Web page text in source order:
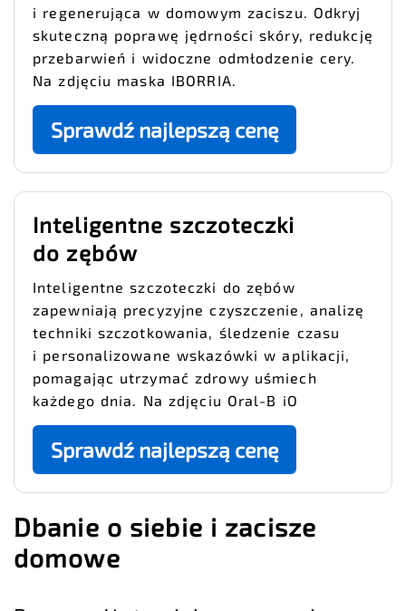
i regenerująca w domowym zaciszu. Odkryj
skuteczną poprawę jędrności skóry, redukcję
przebarwień i widoczne odmłodzenie cery.
Na zdjęciu maska IBORRIA.
Sprawdź najlepszą cenę
Inteligentne szczoteczki
do zębów
Inteligentne szczoteczki do zębów
zapewniają precyzyjne czyszczenie, analizę
techniki szczotkowania, śledzenie czasu
i personalizowane wskazówki w aplikacji,
pomagając utrzymać zdrowy uśmiech
każdego dnia. Na zdjęciu Oral-B iO
Sprawdź najlepszą cenę
Dbanie o siebie i zacisze
domowe